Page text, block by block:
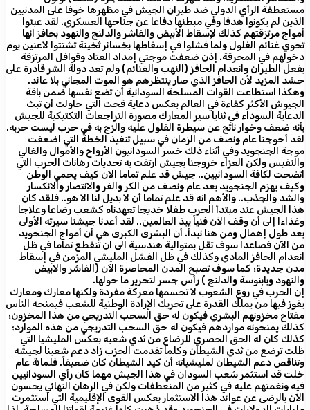
مستعطفة الرأي الدولي ضد طيران الجيش في مظهرها خوفا على المدنيين
الذين لم يكونوا هدفا وفي مبطنها دفاعا عن جناحها العسكري. لقد عبئوا
أمواج مرتزقتهم كذلك لإسقاط الأبيض والفاشر والدلنج والنهود بحافز انها
تحوي غنائم الفلول ولما فشلوا في إسقاطها بخسائر ثخينة تشتتوا لاعنين يوم
دخولهم في المحرقة. إذن ضعفت موجتي إمداد العتاد وقوافل المرتزقة
بفعل الطيران وانعدام الحافز (النهب والغنائم) ولم تعد دولة الشر قادرة على
حشد المزيد لأن الحافز الذي صار ينتظرهم هو الموت المجاني بلا عائد.
وهكذا استطاعت القوات المسلحة السودانية أن تضع نفسها ضمن باقة
الجيوش الأكثر كفاءة في العالم بعكس دعاية قحت التي حاولت أن تبث
الدعاية السوداء في ثنايا سير المعارك مصورة التراجعات التكتيكية للجيش
بأنه ضعف وخوار ناتج عن سيطرة الفلول عليه والزج به في حرب ليست حربه.
لقد أحوجنا عام ونصف من الزمان في سبيل تنفيذ الخطة التي اضعفت
موجة الجنجويد وفي أثناء ذلك خسر السودانيون الأرواح والأموال والغالي
والنفيس ولكن العزاء خروجنا بجيش ارتقت به تحديات رهانات الحرب التي
اتضحت لكافة السودانيين.. جيش قد علم تماما الان كيف يحمي الوطن
وكيف يهزم الجنجويد بعد عام ونصف من الكر والفر والانتصار والانكسار
والشد والجذب.. والأهم انه قد علم تماما أن لا بديل لنا الا هو.. فلقد كان
هذا الجيش عند مبتدأ الحرب طفلا خديجا تعهدناه كشعب رضاعا وعلاجا
وغذاءا إلى أن وقف الآن فنياً يبذ العالمين.. لقد أعدنا جيشنا سيرته الأولى
بعد طول إهمال ومن هنا نبدأ. أن البشرى الكبرى هي أن أمواج الجنحويد
من الآن فصاعدا سوف تقل بمتوالية هندسية الى ان تنقطع تماما في ظل
انعدام الحافز المادي وكذلك في ظل الفشل المليشي المزمن في إسقاط
مدن جديدة؛ كما سوف تصبح المدن المحاصرة الآن (الفاشر والابيض
والنهود وبابنوسة والدلنج ) رأس جسر لتحرير ما حولها.
إن الحرب في روع الشعوب لا تحسمها معركة مفردة ولكنها معارك ومعارك
يفوز فيها من يملك القدرة على تحريك الإرادة الوطنية للشعب فيمنحه الناس
مفتاح مخزونهم البشري فيكون له حق السحب التدريجي من هذا المخزون؛
كذلك يمنحونه مواردهم فيكون له حق السحب التدريجي من هذه الموارد؛
كذلك كان له الحق الحصري للرضاع من ثدي شعبه بعكس المليشيا التي
ظلت ترضع من ثدي الشيطان وكلما تقدمت الحزب زاد دعم شعبنا لجيشه
وتناقص دعم الشيطان لمليشياته أن كيد الشيطان كان ضعيفاً. فلمائة عام
خلت قد استثمر شعب السودان في هذا الجيش مهما كان رأي السودانيين
فيه ونغمتهم عليه في كثير من المنعطفات ولكن في الرهان النهائي يحسون
الآن بالرضى عن عوائد هذا الاستثمار بعكس القوى الإقليمية التي استثمرت